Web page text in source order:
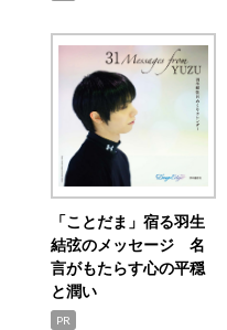
「ことだま」宿る羽生
結弦のメッセージ 名
言がもたらす心の平穏
と潤い
PR